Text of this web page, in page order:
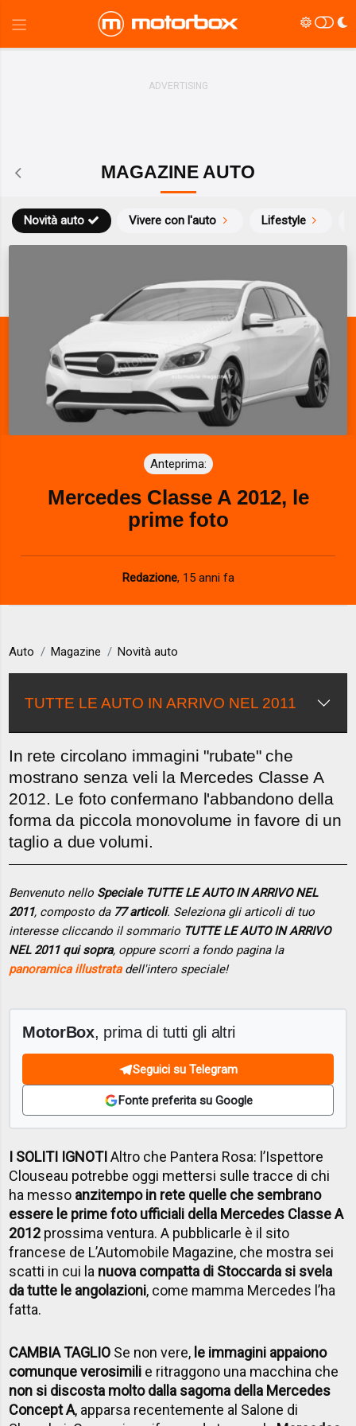
MAGAZINE AUTO
Novità auto Vivere con l'auto Lifestyle
Anteprima:
Mercedes Classe A 2012, le
prime foto
Redazione, 15 anni fa
Auto Magazine Novità auto
TUTTE LE AUTO IN ARRIVO NEL 2011
In rete circolano immagini "rubate" che
mostrano senza veli la Mercedes Classe A
2012. Le foto confermano l'abbandono della
forma da piccola monovolume in favore di un
taglio a due volumi.
Benvenuto nello Speciale TUTTE LE AUTO IN ARRIVO NEL
2011, composto da 77 articoli. Seleziona gli articoli di tuo
interesse cliccando il sommario TUTTE LE AUTO IN ARRIVO
NEL 2011 qui sopra, oppure scorri a fondo pagina la
panoramica illustratadell'intero speciale!
MotorBox, prima di tutti gli altri
Seguici su Telegram
Fonte preferita su Google
I SOLITI IGNOTIAltro che Pantera Rosa: l’Ispettore
Clouseau potrebbe oggi mettersi sulle tracce di chi
ha messo anzitempo in rete quelle che sembrano
essere le prime foto ufficiali della Mercedes Classe A
2012 prossima ventura. A pubblicarle è il sito
francese de L’Automobile Magazine, che mostra sei
scatti in cui la nuova compatta di Stoccarda si svela
da tutte le angolazioni, come mamma Mercedes l’ha
fatta.
CAMBIA TAGLIO Se non vere, le immagini appaiono
comunque verosimili e ritraggono una macchina che
non si discosta molto dalla sagoma della Mercedes
Concept A, apparsa recentemente al Salone di